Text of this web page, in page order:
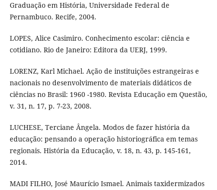
Graduação em História, Universidade Federal de
Pernambuco. Recife, 2004.
LOPES, Alice Casimiro. Conhecimento escolar: ciência e
cotidiano. Rio de Janeiro: Editora da UERJ, 1999.
LORENZ, Karl Michael. Ação de instituições estrangeiras e
nacionais no desenvolvimento de materiais didáticos de
ciências no Brasil: 1960 -1980. Revista Educação em Questão,
v. 31, n. 17, p. 7-23, 2008.
LUCHESE, Terciane Ângela. Modos de fazer história da
educação: pensando a operação historiográfica em temas
regionais. História da Educação, v. 18, n. 43, p. 145-161,
2014.
MADI FILHO, José Maurício Ismael. Animais taxidermizados